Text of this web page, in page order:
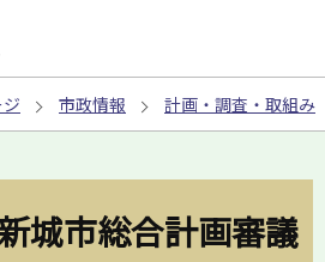
市政情報 計画・調査・取組み
城市総合計画審議